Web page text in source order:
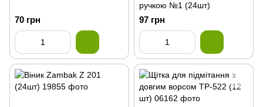
70 грн
ручкою №1 (24шт)
97 грн